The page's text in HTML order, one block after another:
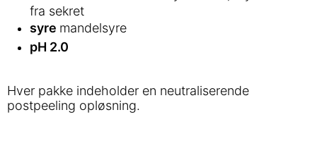
fra sekret
syre mandelsyre
pH 2.0
Hver pakke indeholder en neutraliserende
postpeeling opløsning.